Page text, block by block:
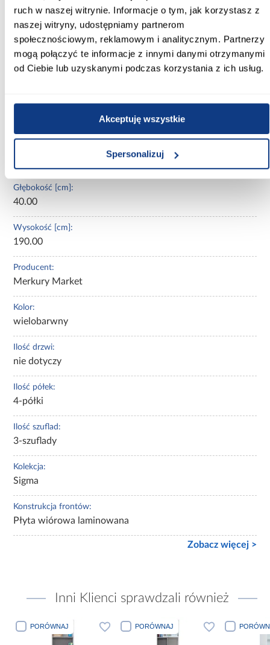
ruch w naszej witrynie. Informacje o tym, jak korzystasz z
naszej witryny, udostępniamy partnerom
społecznościowym, reklamowym i analitycznym. Partnerzy
mogą połączyć te informacje z innymi danymi otrzymanymi
od Ciebie lub uzyskanymi podczas korzystania z ich usług.
Akceptuję wszystkie
Spersonalizuj
Dlaczego warto wybrać regał Sigma?
Regał Sigma to połączenie estetyki, jakości i praktycznego
zastosowania. Dzięki nowoczesnej stylistyce i solidnemu
wykonaniu jest meblem, który posłuży przez lata. Idealny do
wnętrz urządzonych w stylu
nowoczesnym skandynawskim
czy
industrialnym, stanie się nie tylko elementem wyposażenia, ale
Informacje Transport Do pobrania
Głębokość [cm]:
40.00
Wysokość [cm]:
190.00
Producent:
Merkury Market
Kolor:
wielobarwny
Ilość drzwi:
nie dotyczy
Ilość półek:
4-półki
Ilość szuflad:
3-szuflady
Kolekcja:
Sigma
Konstrukcja frontów:
Płyta wiórowa laminowana
Zobacz więcej >
Inni Klienci sprawdzali również
PORÓWNAJ PORÓWNAJ